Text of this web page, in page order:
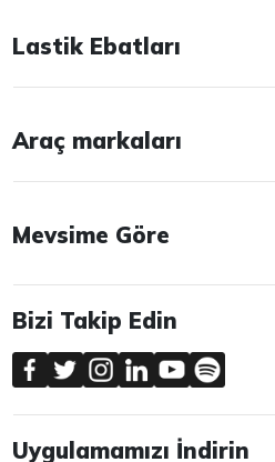
Lastik Ebatları
Araç markaları
Mevsime Göre
Bizi Takip Edin
Uygulamamızı İndirin